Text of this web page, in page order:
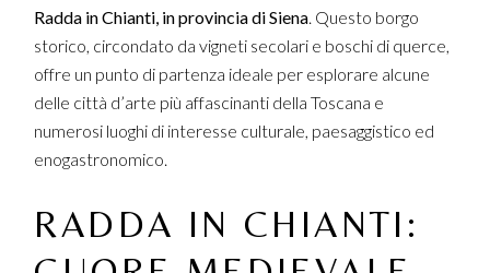
Radda in Chianti, in provincia di Siena . Questo borgo
storico, circondato da vigneti secolari e boschi di querce,
offre un punto di partenza ideale per esplorare alcune
delle città d’arte più affascinanti della Toscana e
numerosi luoghi di interesse culturale, paesaggistico ed
enogastronomico.
RADDA IN CHIANTI: